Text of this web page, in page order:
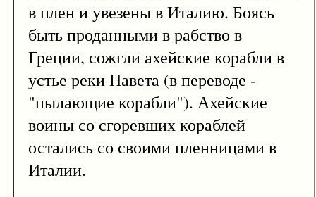
в плен и увезены в Италию. Боясь
быть проданными в рабство в
Греции, сожгли ахейские корабли в
устье реки Навета (в переводе -
"пылающие корабли"). Ахейские
воины со сгоревших кораблей
остались со своими пленницами в
Италии.